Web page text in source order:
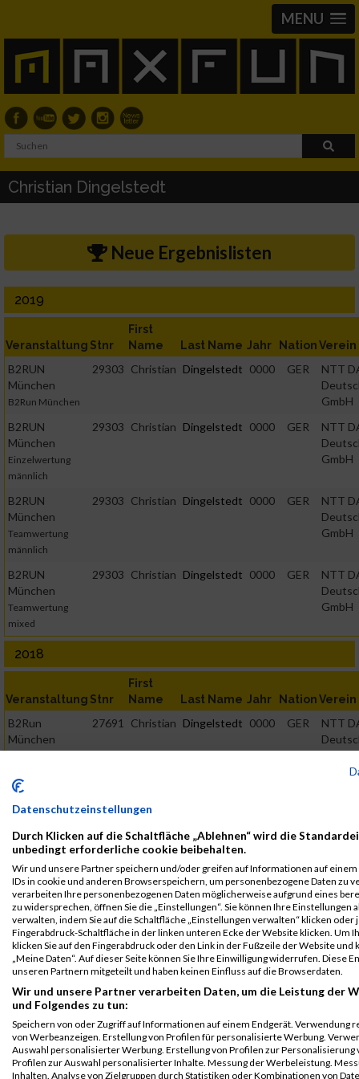
MENU
Christian Dingelstedt
Neue Ergebnislisten
2019
Veranstaltung Stnr
First
Name
Last Name Jahr NationVerein
B2RUN
München
B2Run München
29303 Christian Dingelstedt 0000 GER
NTT
GmbH
B2RUN
München
Einzelwertung
männlich
29303 Christian Dingelstedt 0000 GER
NTT
GmbH
B2RUN
München
Teamwertung
männlich
29303 Christian Dingelstedt 0000 GER
NTT
GmbH
B2RUN
München
Teamwertung
mixed
29303 Christian Dingelstedt 0000 GER
NTT
GmbH
2018
Veranstaltung Stnr
First
Name
Last Name Jahr NationVerein
B2Run
München
27691 Christian Dingelstedt 0000 GER
NTT
GmbH
B2Run
München
Einzelwertung
männlich
B2Run
München
Teamwertung
männlich
27691 Christian Dingelstedt
GmbH
B2Run
München
Teamwertung
mixed
27691 Christian Dingelstedt 0000 GER
NTT
GmbH
Legende:
GPos = Geschlechter Position, KPos = Kategorie Position, TPos =
Team Position, DNS = Did not start, DNF = Did not finish, DQ =
Disqualifiziert
Datenschutzeinstellungen
Durch Klicken auf die Schaltfläche „Ablehnen“ wird die
unbedingt erforderliche cookie beibehalten.
Wir und unsere Partner speichern und/oder greifen auf Informationen auf einem
IDs in cookie und anderen Browserspeichern, um personenbezogene Daten zu
verarbeiten Ihre personenbezogenen Daten möglicherweise aufgrund eines
zu widersprechen, öffnen Sie die „Einstellungen“. Sie können Ihre Einstellungen
verwalten, indem Sie auf die Schaltfläche „Einstellungen verwalten“ klicken oder
Fingerabdruck-Schaltfläche in der linken unteren Ecke der Website klicken. Um
klicken Sie auf den Fingerabdruck oder den Link in der Fußzeile der Website und
„Meine Daten“. Auf dieser Seite können Sie Ihre Einwilligung widerrufen. Diese
unseren Partnern mitgeteilt und haben keinen Einfluss auf die Browserdaten.
Wir und unsere Partner verarbeiten Daten, um die Leistung der
und Folgendes zu tun:
Speichern von oder Zugriff auf Informationen auf einem Endgerät. Verwendung
von Werbeanzeigen. Erstellung von Profilen für personalisierte Werbung.
Auswahl personalisierter Werbung. Erstellung von Profilen zur Personalisierung
Profilen zur Auswahl personalisierter Inhalte. Messung der Werbeleistung.
Inhalten. Analyse von Zielgruppen durch Statistiken oder Kombinationen von